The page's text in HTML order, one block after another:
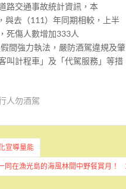
路交通事故統計資訊，本
與去（111）年同期相較，上半
死傷人數增加333人
間強力執法，嚴防酒駕違規及肇
叫計程車」及「代駕服務」等措
人勿酒駕
宣導量能
在漁光島的海風林間中野餐賞月！